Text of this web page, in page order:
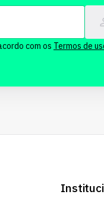
com os Termos de